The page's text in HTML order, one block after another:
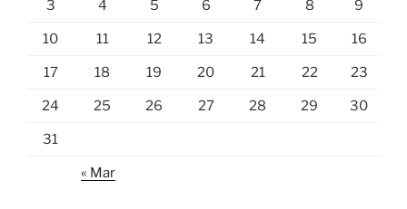
3 4 5 6 7 8 9
10 11 12 13 14 15 16
17 18 19 20 21 22 23
24 25 26 27 28 29 30
31
« Mar